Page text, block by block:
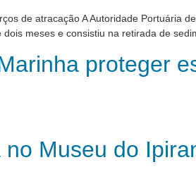
de atracação A Autoridade Portuária
meses e consistiu na retirada de
proteger
Museu do